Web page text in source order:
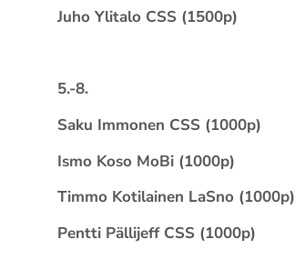
Juho Ylitalo CSS (1500p)
5.-8.
Saku Immonen CSS (1000p)
Ismo Koso MoBi (1000p)
Timmo Kotilainen LaSno (1000p)
Pentti Pällijeff CSS (1000p)